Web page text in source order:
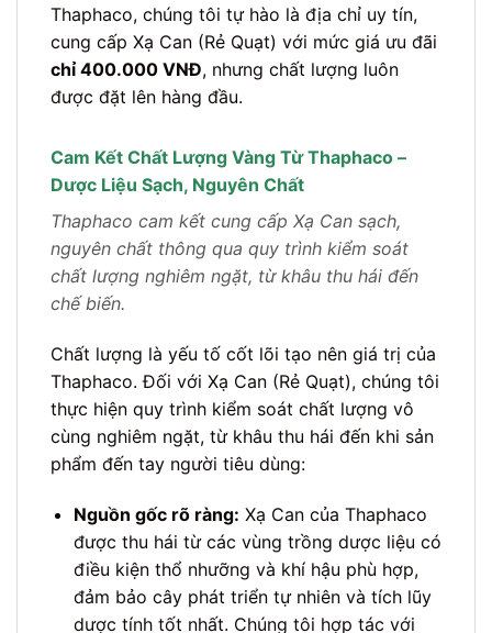
Thaphaco, chúng tôi tự hào là địa chỉ uy tín,
cung cấp Xạ Can (Rẻ Quạt) với mức giá ưu đãi
chỉ 400.000 VNĐ, nhưng chất lượng luôn
được đặt lên hàng đầu.
Cam Kết Chất Lượng Vàng Từ Thaphaco –
Dược Liệu Sạch, Nguyên Chất
Thaphaco cam kết cung cấp Xạ Can sạch,
nguyên chất thông qua quy trình kiểm soát
chất lượng nghiêm ngặt, từ khâu thu hái đến
chế biến.
Chất lượng là yếu tố cốt lõi tạo nên giá trị của
Thaphaco. Đối với Xạ Can (Rẻ Quạt), chúng tôi
thực hiện quy trình kiểm soát chất lượng vô
cùng nghiêm ngặt, từ khâu thu hái đến khi sản
phẩm đến tay người tiêu dùng:
Nguồn gốc rõ ràng: Xạ Can của Thaphaco
được thu hái từ các vùng trồng dược liệu có
điều kiện thổ nhưỡng và khí hậu phù hợp,
đảm bảo cây phát triển tự nhiên và tích lũy
dược tính tốt nhất. Chúng tôi hợp tác với